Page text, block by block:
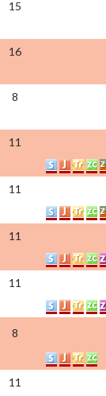
15
16
8
11
11
11
11
8
11